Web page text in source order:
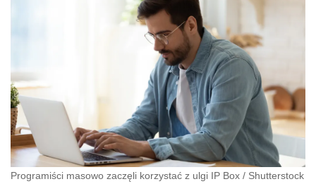
Programiści masowo zaczęli korzystać z ulgi IP Box / Shutterstock